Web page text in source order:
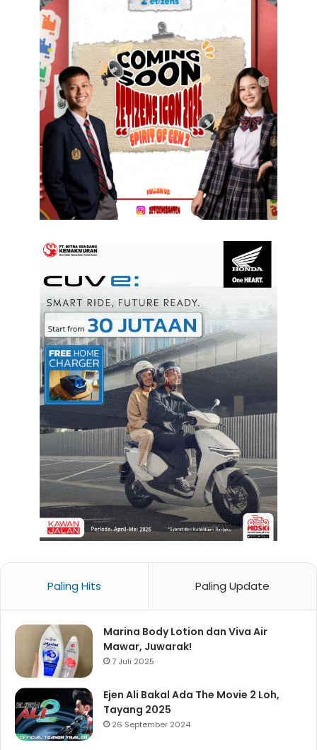
Paling Hits Paling Update
Marina Body Lotion dan Viva Air
Mawar, Juwarak!
7 Juli 2025
Ejen Ali Bakal Ada The Movie 2 Loh,
Tayang 2025
26 September 2024